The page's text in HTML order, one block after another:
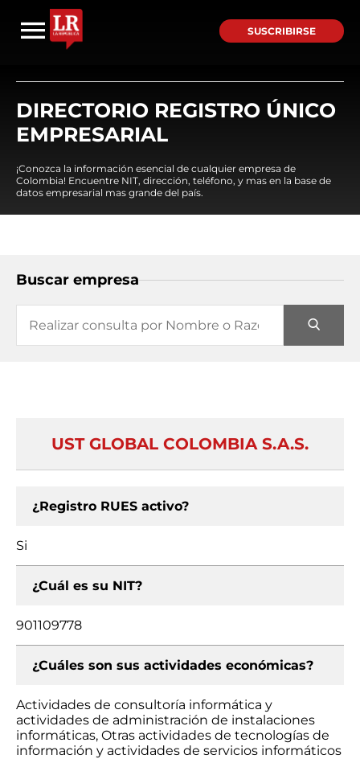
SUSCRIBIRSE
DIRECTORIO REGISTRO ÚNICO
EMPRESARIAL
¡Conozca la información esencial de cualquier empresa de
Colombia! Encuentre NIT, dirección, teléfono, y mas en la base de
datos empresarial mas grande del país.
Buscar empresa
UST GLOBAL COLOMBIA S.A.S.
¿Registro RUES activo?
Si
¿Cuál es su NIT?
901109778
¿Cuáles son sus actividades económicas?
Actividades de consultoría informática y
actividades de administración de instalaciones
informáticas, Otras actividades de tecnologías de
información y actividades de servicios informáticos